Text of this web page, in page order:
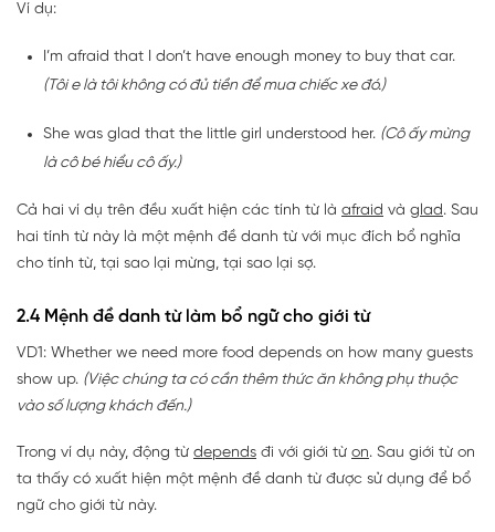
Ví dụ:
I’m afraid that I don’t have enough money to buy that car.
(Tôi e là tôi không có đủ tiền để mua chiếc xe đó.)
She was glad that the little girl understood her. (Cô ấy mừng
là cô bé hiểu cô ấy.)
Cả hai ví dụ trên đều xuất hiện các tính từ là afraid và glad. Sau
hai tính từ này là một mệnh đề danh từ với mục đích bổ nghĩa
cho tính từ, tại sao lại mừng, tại sao lại sợ.
2.4 Mệnh đề danh từ làm bổ ngữ cho giới từ
VD1: Whether we need more food depends on how many guests
show up. (Việc chúng ta có cần thêm thức ăn không phụ thuộc
vào số lượng khách đến.)
Trong ví dụ này, động từ depends đi với giới từ on. Sau giới từ on
ta thấy có xuất hiện một mệnh đề danh từ được sử dụng để bổ
ngữ cho giới từ này.